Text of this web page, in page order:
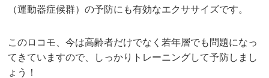
（運動器症候群）の予防にも有効なエクササイズです。
このロコモ、今は高齢者だけでなく若年層でも問題になっ
てきていますので、しっかりトレーニングして予防しまし
ょう！